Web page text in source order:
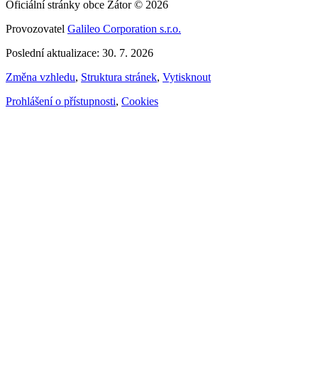
Oficiální stránky obce Zátor © 2026
Provozovatel Galileo Corporation s.r.o.
Poslední aktualizace: 30. 7. 2026
Změna vzhledu, Struktura stránek, Vytisknout
Prohlášení o přístupnosti, Cookies